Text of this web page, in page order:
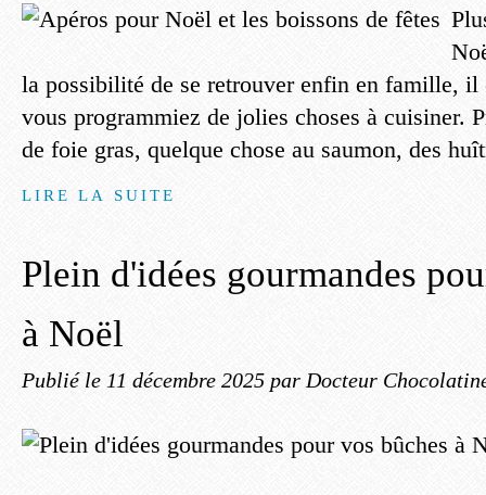
la possibilité de se retrouver enfin en famille, il
vous programmiez de jolies choses à cuisiner.
de foie gras, quelque chose au saumon, des
LIRE LA SUITE
Plein d'idées gourmandes
à Noël
Publié le 11 décembre 2025 par Docteur